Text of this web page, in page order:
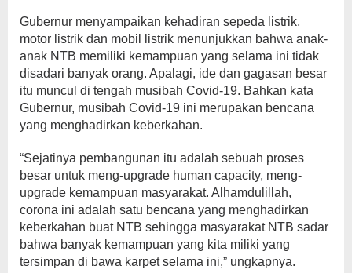
Gubernur menyampaikan kehadiran sepeda listrik,
motor listrik dan mobil listrik menunjukkan bahwa anak-
anak NTB memiliki kemampuan yang selama ini tidak
disadari banyak orang. Apalagi, ide dan gagasan besar
itu muncul di tengah musibah Covid-19. Bahkan kata
Gubernur, musibah Covid-19 ini merupakan bencana
yang menghadirkan keberkahan.
“Sejatinya pembangunan itu adalah sebuah proses
besar untuk meng-upgrade human capacity, meng-
upgrade kemampuan masyarakat. Alhamdulillah,
corona ini adalah satu bencana yang menghadirkan
keberkahan buat NTB sehingga masyarakat NTB sadar
bahwa banyak kemampuan yang kita miliki yang
tersimpan di bawa karpet selama ini,” ungkapnya.